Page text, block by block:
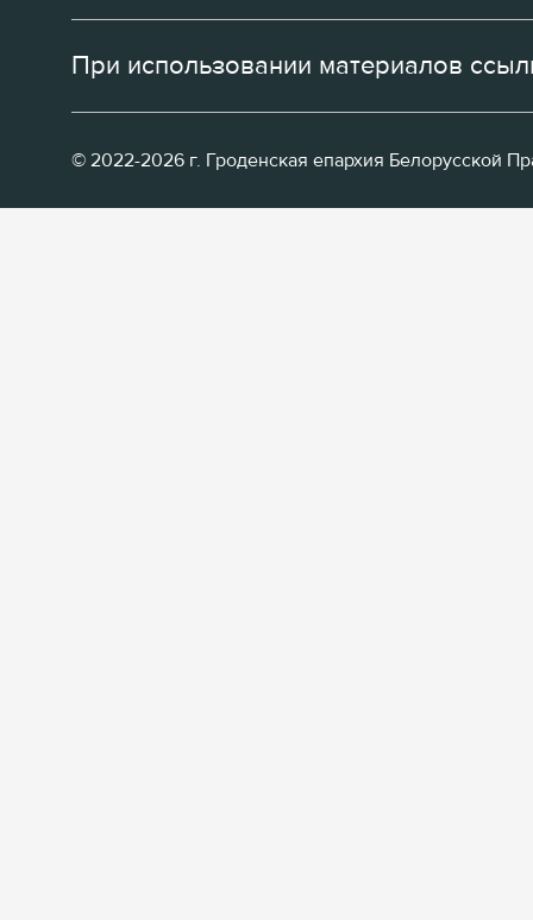
При использовании материалов
© 2022-2026 г. Гроденская епархия Белорусской